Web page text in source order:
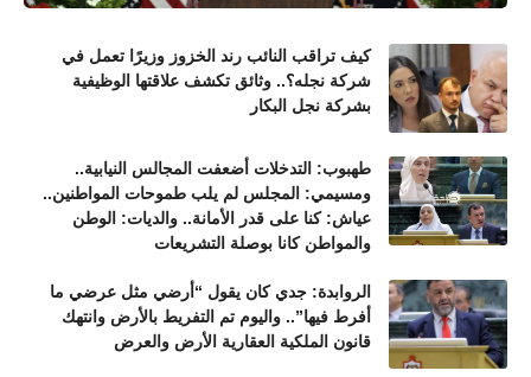
كيف تراقب النائب رند الخزوز وزيرًا تعمل في
شركة نجله؟.. وثائق تكشف علاقتها الوظيفية
بشركة نجل البكار
طهبوب: التدخلات أضعفت المجالس النيابية..
ومسيمي: المجلس لم يلب طموحات المواطنين..
عياش: كنا على قدر الأمانة.. والديات: الوطن
والمواطن كانا بوصلة التشريعات
الروابدة: جدي كان يقول “أرضي مثل عرضي ما
أفرط فيها”.. واليوم تم التفريط بالأرض وانتهك
قانون الملكية العقارية الأرض والعرض